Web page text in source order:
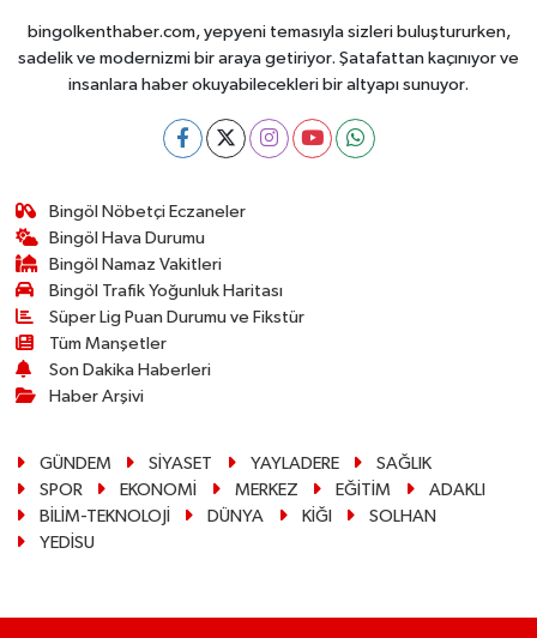
bingolkenthaber.com, yepyeni temasıyla sizleri buluştururken,
sadelik ve modernizmi bir araya getiriyor. Şatafattan kaçınıyor ve
insanlara haber okuyabilecekleri bir altyapı sunuyor.
Bingöl Nöbetçi Eczaneler
Bingöl Hava Durumu
Bingöl Namaz Vakitleri
Bingöl Trafik Yoğunluk Haritası
Süper Lig Puan Durumu ve Fikstür
Tüm Manşetler
Son Dakika Haberleri
Haber Arşivi
GÜNDEM SİYASET YAYLADERE
SAĞLIK
SPOR
EKONOMİ MERKEZ EĞİTİM
ADAKLI
BİLİM-TEKNOLOJİ
DÜNYA KİĞI
SOLHAN
YEDİSU